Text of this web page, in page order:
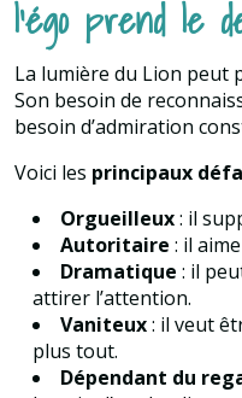
l’égo prend le
La lumière du Lion peut
Son besoin de
besoin d’admiration
Voici les principaux
Orgueilleux: il
Autoritaire : il
Dramatique : il
attirer l’attention.
Vaniteux: il veut
plus tout.
Dépendant du